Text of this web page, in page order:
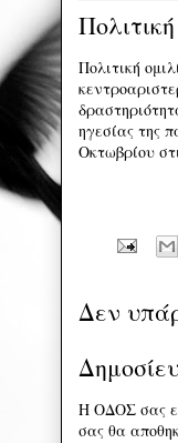
Πολιτική
ηγεσίας της
Οκτωβρίου
Δεν
Η ΟΔΟΣ σας
σας θα